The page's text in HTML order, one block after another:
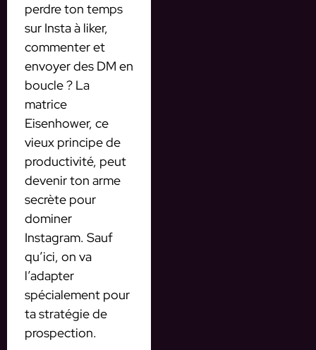
perdre ton temps
sur Insta à liker,
commenter et
envoyer des DM en
boucle ? La
matrice
Eisenhower, ce
vieux principe de
productivité, peut
devenir ton arme
secrète pour
dominer
Instagram. Sauf
qu’ici, on va
l’adapter
spécialement pour
ta stratégie de
prospection.